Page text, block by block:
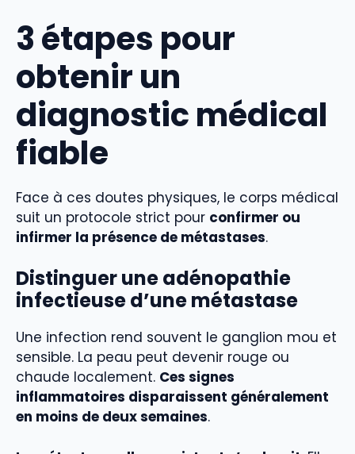
3 étapes pour
obtenir un
diagnostic médical
fiable
Face à ces doutes physiques, le corps médical
suit un protocole strict pour confirmer ou
infirmer la présence de métastases.
Distinguer une adénopathie
infectieuse d’une métastase
Une infection rend souvent le ganglion mou et
sensible. La peau peut devenir rouge ou
chaude localement. Ces signes
inflammatoires disparaissent généralement
en moins de deux semaines.